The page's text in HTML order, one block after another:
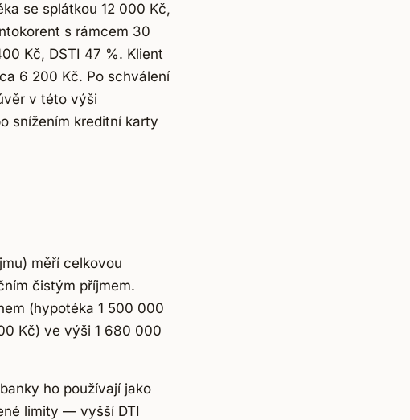
se splátkou 12 000 Kč,
s rámcem 30
Kč, DSTI 47 %. Klient
6 200 Kč. Po schválení
v této výši
snížením kreditní karty
měří celkovou
čistým příjmem.
(hypotéka 1 500 000
Kč) ve výši 1 680 000
ho používají jako
limity — vyšší DTI